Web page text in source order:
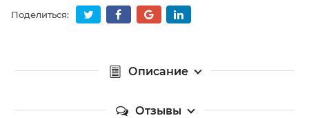
Поделиться:
Описание
Отзывы